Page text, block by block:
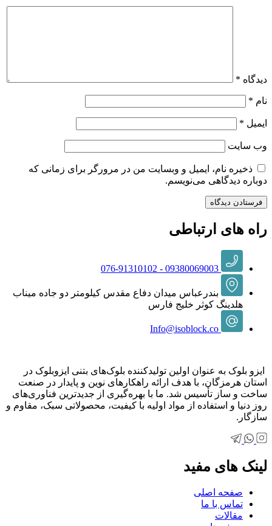
دیدگاه *
نام *
ایمیل *
وب‌ سایت
ذخیره نام، ایمیل و وبسایت من در مرورگر برای زمانی که
دوباره دیدگاهی می‌نویسم.
راه های ارتباطی
09380069003 - 076-91310102
بندرعباس میدان دفاع مقدس کیلومتر دو جاده میناب
هلدینگ کوثر خلیج فارس
Info@isoblock.co
ایزو بلوک به عنوان اولین تولیدکننده بلوک‌های بتنی ایزوبلوک در
استان هرمزگان، با هدف ارائه راهکارهای نوین و پایدار در صنعت
ساخت و ساز تأسیس شد. ما با بهره‌گیری از جدیدترین فناوری‌های
روز دنیا و استفاده از مواد اولیه با کیفیت، محصولاتی سبک، مقاوم و
سازگار.
لینک های مفید
صفحه اصلی
تماس با ما
مقالات